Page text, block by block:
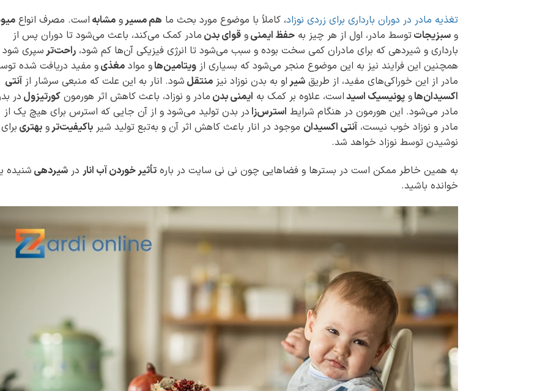
تغذیه مادر در دوران بارداری برای زردی نوزاد، کاملاً با موضوع مورد بحث ما هم مسیر و مشابه است. مصرف انواع
و سبزیجاتتوسط مادر، اول از هر چیز به حفظ ایمنیو قوای بدن مادر کمک می‌کند، باعث می‌شود تا دوران پس از
بارداری و شیردهی که برای مادران کمی سخت بوده و سبب می‌شود تا انرژی فیزیکی آن‌ها کم شود، راحت‌تر سپری شود
همچنین این فرایند نیز به این موضوع منجر می‌شود که بسیاری از ویتامین‌هاو مواد مغذیو مفید دریافت شده
مادر از این خوراکی‌های مفید، از طریق شیر او به بدن نوزاد نیز منتقل شود. انار به این علت که منبعی سرشار از آنتی
اکسیدان‌هاو پونیسیک اسیداست، علاوه بر کمک به ایمنی بدن مادر و نوزاد، باعث کاهش اثر هورمون کورتیزول در
مادر می‌شود. این هورمون در هنگام شرایط استرس‌زادر بدن تولید می‌شود و از آن جایی که استرس برای هیچ یک از
مادر و نوزاد خوب نیست، آنتی اکسیدان موجود در انار باعث کاهش اثر آن و به‌تبع تولید شیر باکیفیت‌تر و بهتری برای
نوشیدن توسط نوزاد خواهد شد.
به همین خاطر ممکن است در بسترها و فضاهایی چون نی نی سایت در باره تأثیر خوردن آب انار در شیردهی شنیده
خوانده باشید.